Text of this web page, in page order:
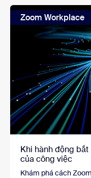
Zoom Workplace
Khi hành động
của công việc
Khám phá cách